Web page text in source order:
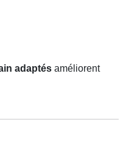
adaptés améliorent